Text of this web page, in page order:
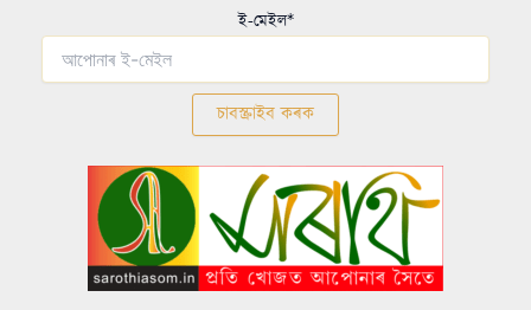
ই-মেইল*